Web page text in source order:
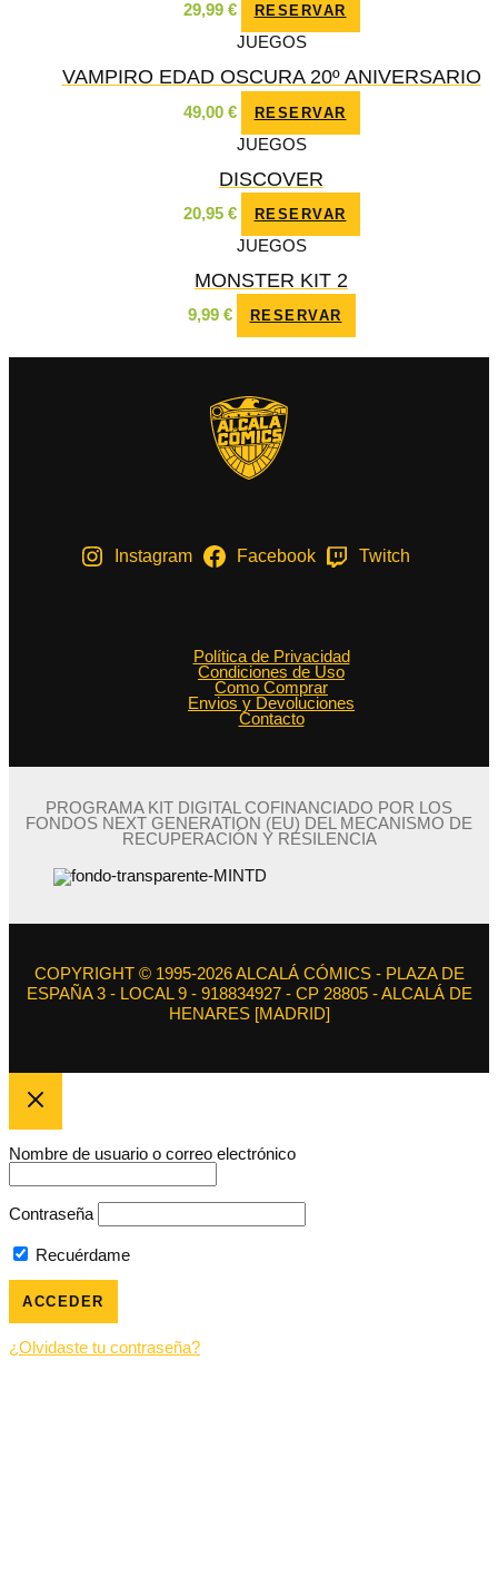
29,99 € RESERVAR
JUEGOS
VAMPIRO EDAD OSCURA 20º ANIVERSARIO
49,00 € RESERVAR
JUEGOS
DISCOVER
20,95 € RESERVAR
JUEGOS
MONSTER KIT 2
9,99 € RESERVAR
Instagram Facebook Twitch
Política de Privacidad
Condiciones de Uso
Como Comprar
Envios y Devoluciones
Contacto
PROGRAMA KIT DIGITAL COFINANCIADO POR LOS
FONDOS NEXT GENERATION (EU) DEL MECANISMO DE
RECUPERACIÓN Y RESILENCIA
COPYRIGHT © 1995-2026 ALCALÁ CÓMICS - PLAZA DE
ESPAÑA 3 - LOCAL 9 - 918834927 - CP 28805 - ALCALÁ DE
HENARES [MADRID]
Nombre de usuario o correo electrónico
Contraseña
Recuérdame
¿Olvidaste tu contraseña?